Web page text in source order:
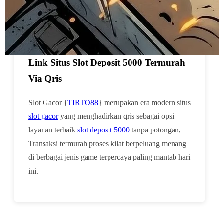
sama.
Artikel TIRTO88
Slot Gacor {TIRTO88} ⚡︎ Era Baru
Link Situs Slot Deposit 5000 Termurah
Via Qris
Slot Gacor {TIRTO88} merupakan era modern situs
slot gacoryang menghadirkan qris sebagai opsi
layanan terbaik slot deposit 5000 tanpa potongan,
Transaksi termurah proses kilat berpeluang menang
di berbagai jenis game terpercaya paling mantab hari
ini.